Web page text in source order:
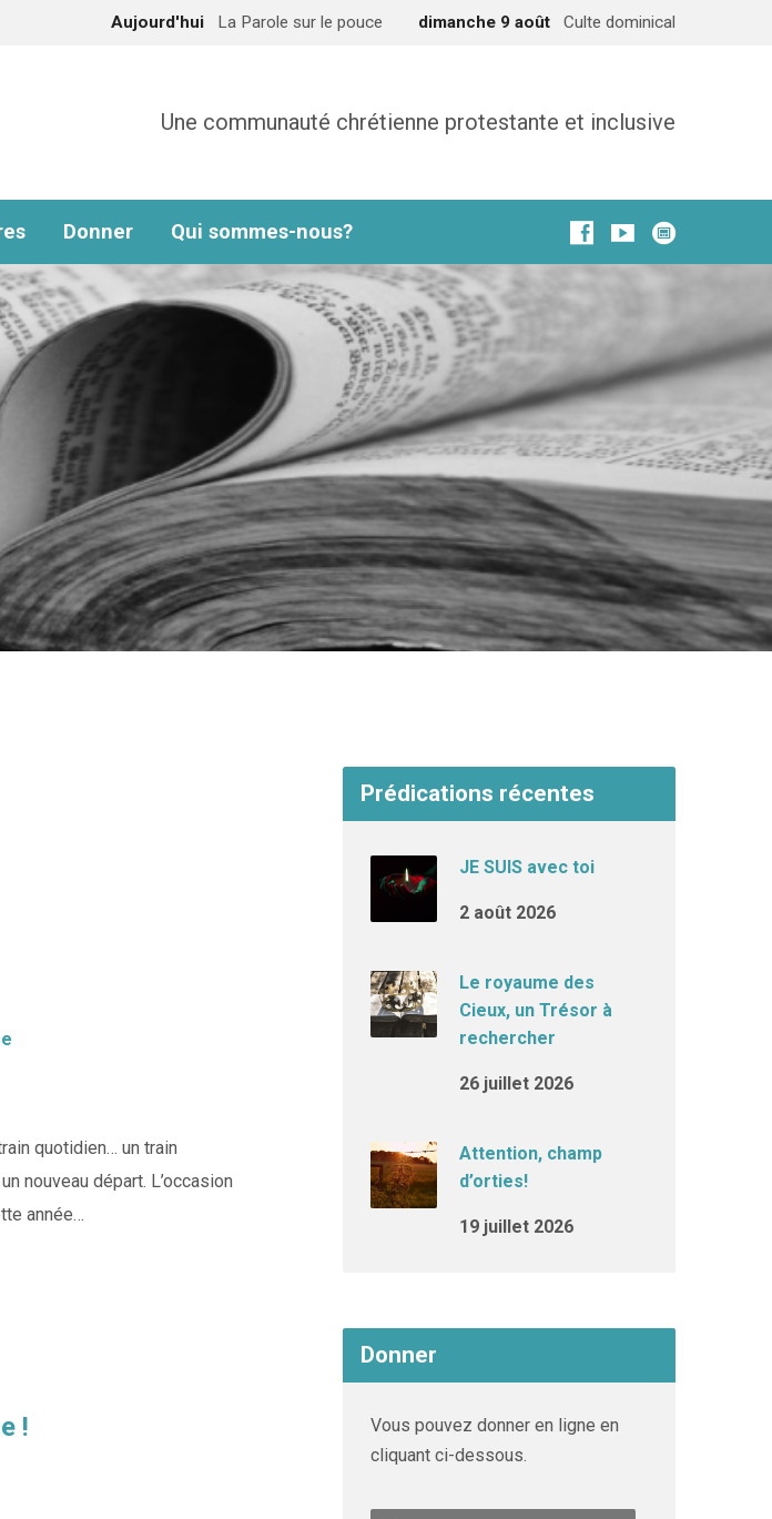
Aujourd'hui La Parole sur le pouce dimanche 9 août Culte dominical
Une communauté chrétienne protestante et inclusive
Donner Qui sommes-nous?
quotidien… un train
nouveau départ. L’occasion
année…
!
Prédications récentes
JE SUIS avec toi
2 août 2026
Le royaume des
Cieux, un Trésor à
rechercher
26 juillet 2026
Attention, champ
d’orties!
19 juillet 2026
Donner
Vous pouvez donner en ligne en
cliquant ci-dessous.